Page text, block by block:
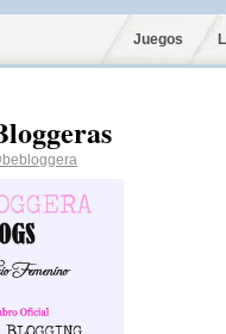
Juegos